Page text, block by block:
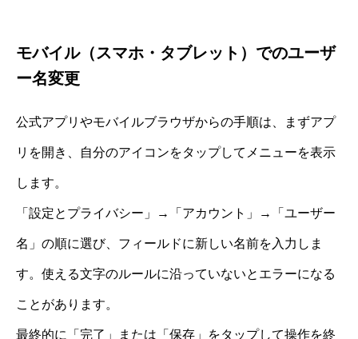
モバイル（スマホ・タブレット）でのユーザ
ー名変更
公式アプリやモバイルブラウザからの手順は、まずアプ
リを開き、自分のアイコンをタップしてメニューを表示
します。
「設定とプライバシー」→「アカウント」→「ユーザー
名」の順に選び、フィールドに新しい名前を入力しま
す。使える文字のルールに沿っていないとエラーになる
ことがあります。
最終的に「完了」または「保存」をタップして操作を終